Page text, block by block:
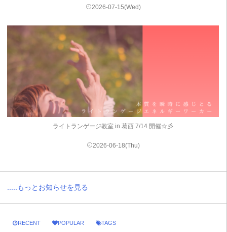
2026-07-15(Wed)
ライトランゲージ教室 in 葛西 7/14 開催☆彡
2026-06-18(Thu)
.....もっとお知らせを見る
RECENT POPULAR TAGS